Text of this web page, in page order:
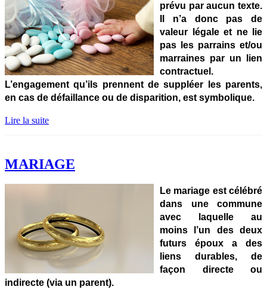
prévu par aucun texte.
Il n’a donc pas de
valeur légale et ne lie
pas les parrains et/ou
marraines par un lien
contractuel.
L’engagement qu’ils prennent de suppléer les parents,
en cas de défaillance ou de disparition, est symbolique.
Lire la suite
MARIAGE
Le mariage est célébré
dans une commune
avec laquelle au
moins l’un des deux
futurs époux a des
liens durables, de
façon directe ou
indirecte (via un parent).